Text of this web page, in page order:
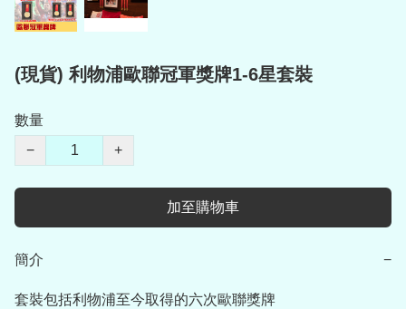
(現貨) 利物浦歐聯冠軍獎牌1-6星套裝
數量
−
+
加至購物車
簡介 −
套裝包括利物浦至今取得的六次歐聯獎牌